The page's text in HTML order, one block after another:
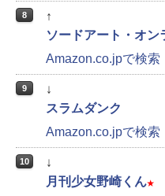
8
↑
ソードアート・オン
Amazon.co.jpで検索
9
↓
スラムダンク
Amazon.co.jpで検索
10
↓
月刊少女野崎くん★